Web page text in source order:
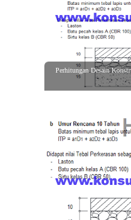
Perhitungan Desain